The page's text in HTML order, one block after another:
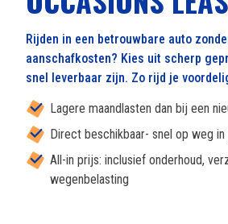
Rijden in een betrouwbare auto
aanschafkosten? Kies uit scherp
snel leverbaar zijn. Zo rijd je
Lagere maandlasten dan bij een
Direct beschikbaar- snel op weg
All-in prijs: inclusief onderhoud,
wegenbelasting